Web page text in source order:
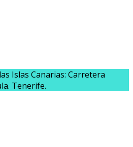
Islas Canarias: Carretera
Tenerife.